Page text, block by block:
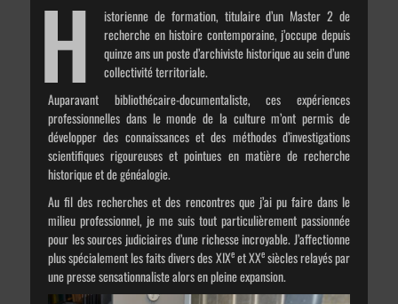
H
istorienne de formation, titulaire d’un Master 2 de
recherche en histoire contemporaine, j’occupe depuis
quinze ans un poste d’archiviste historique au sein d’une
collectivité territoriale.
Auparavant bibliothécaire-documentaliste, ces expériences
professionnelles dans le monde de la culture m’ont permis de
développer des connaissances et des méthodes d’investigations
scientifiques rigoureuses et pointues en matière de recherche
historique et de généalogie.
Au fil des recherches et des rencontres que j’ai pu faire dans le
milieu professionnel, je me suis tout particulièrement passionnée
pour les sources judiciaires d’une richesse incroyable. J’affectionne
plus spécialement les faits divers des XIXeet XXesiècles relayés par
une presse sensationnaliste alors en pleine expansion.